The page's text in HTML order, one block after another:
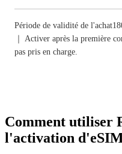
Période de validité de
｜ Activer après la première
pas pris en charge.
Comment utiliser
l'activation